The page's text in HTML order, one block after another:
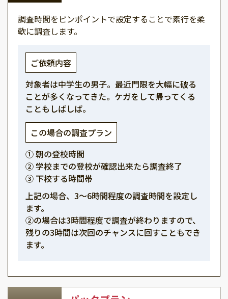
調査時間をピンポイントで設定することで素行を柔
軟に調査します。
ご依頼内容
対象者は中学生の男子。最近門限を大幅に破る
ことが多くなってきた。ケガをして帰ってくる
こともしばしば。
この場合の調査プラン
① 朝の登校時間
② 学校までの登校が確認出来たら調査終了
③ 下校する時間帯
上記の場合、3～6時間程度の調査時間を設定し
ます。
②の場合は3時間程度で調査が終わりますので、
残りの3時間は次回のチャンスに回すこともでき
ます。